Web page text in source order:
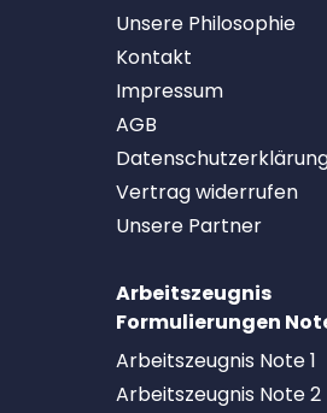
Unsere Philosophie
Kontakt
Impressum
AGB
Vertrag widerrufen
Unsere Partner
Arbeitszeugnis
Formulierungen
Arbeitszeugnis Note 1
Arbeitszeugnis Note 2